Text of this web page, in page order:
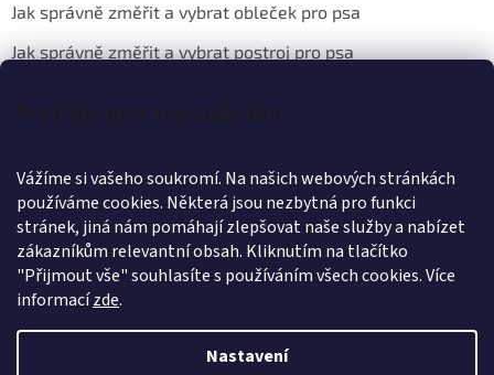
Principy ochrany soukromí
Vážíme si vašeho soukromí. Na našich webových stránkách
používáme cookies. Některá jsou nezbytná pro funkci
stránek, jiná nám pomáhají zlepšovat naše služby a nabízet
zákazníkům relevantní obsah. Kliknutím na tlačítko
"Přijmout vše" souhlasíte s používáním všech cookies.Více
informacízde.
Nastavení
Jak správně změřit a vybrat obleček pro psa
Jak správně změřit a vybrat postroj pro psa
info@wanteddog.cz
Wanted Dog
wanteddogcz
Vytvořil Shoptet